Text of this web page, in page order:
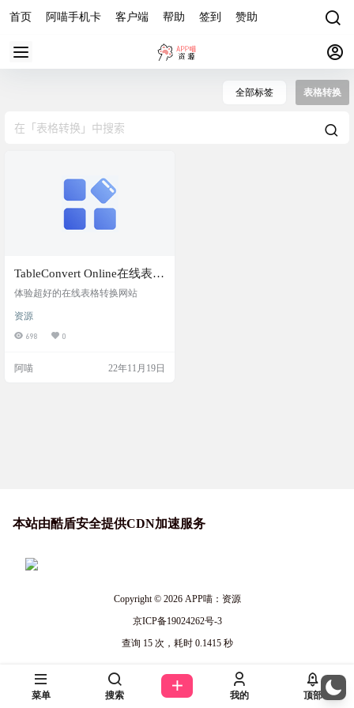
首页 阿喵手机卡 客户端 帮助 签到 赞助
全部标签 表格转换
TableConvert Online在线表格
转换
体验超好的在线表格转换网站
资源
698 0
阿喵 22年11月19日
本站由酷盾安全提供CDN加速服务
Copyright © 2026APP喵：资源
京ICP备19024262号-3
查询 15 次，耗时 0.1415 秒
菜单 搜索 我的 顶部